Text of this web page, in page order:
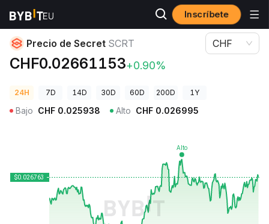
Inscríbete
Precios de Criptomonedas Precio de Secret SCRT
Precio de Secret SCRT
CHF0.02661153+0.90%
CHF
24H 7D 14D 30D 60D 200D 1Y
Bajo CHF 0.025938 Alto CHF 0.026995